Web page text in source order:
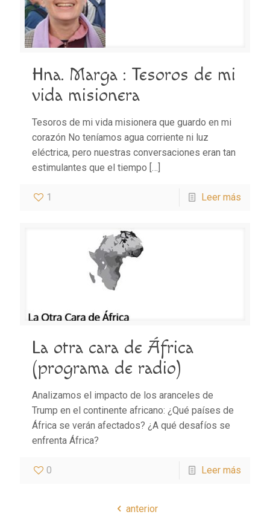
Hna. Marga : Tesoros de mi
vida misionera
Tesoros de mi vida misionera que guardo en mi
corazón No teníamos agua corriente ni luz
eléctrica, pero nuestras conversaciones eran tan
estimulantes que el tiempo […]
1 Leer más
La otra cara de África
(programa de radio)
Analizamos el impacto de los aranceles de
Trump en el continente africano: ¿Qué países de
África se verán afectados? ¿A qué desafíos se
enfrenta África?
0 Leer más
anterior